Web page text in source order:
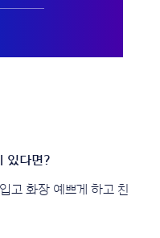
고 화장 예쁘게 하고 친